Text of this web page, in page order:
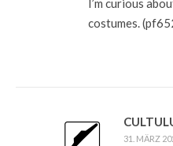
I’m curious
costumes.
31. MÄRZ